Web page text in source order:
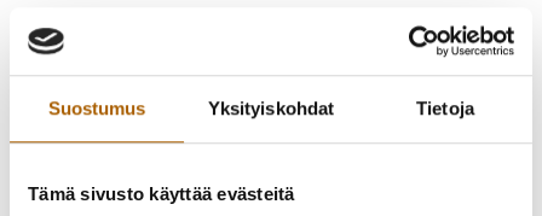
Suostumus Yksityiskohdat Tietoja
Tämä sivusto käyttää evästeitä
Yhdistykset, järjestöt, vapaaehtoistoimijat - ilmoittaudu
mukaan kuulemaan kolmannen sektorin häiriö- ja
kriisitilanteisiin varautumisesta keskiviikkona 11.6.2025 klo
18.00 Tyrnävän kunnantalolle valtuustosaliin. Tilaisuudessa